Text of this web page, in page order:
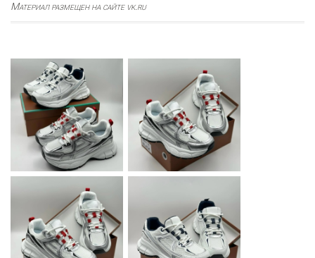
Материал размещен на сайте vk.ru